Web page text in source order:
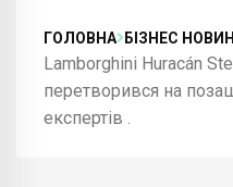
ГОЛОВНА БІЗНЕС
Lamborghini Huracán
перетворився на
експертів .